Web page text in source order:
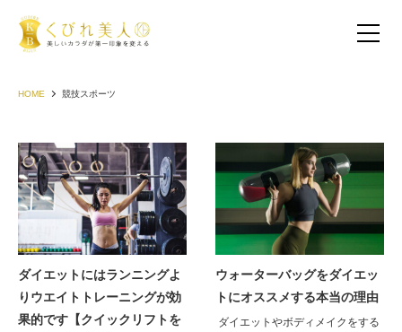
お客様の声（30代以下）
HOME 競技スポーツ
ダイエットにはランニングよ
りウエイトトレーニングが効
果的です【クイックリフトを
ウォーターバッグをダイエッ
トにオススメする本当の理由
ダイエットやボディメイクをする